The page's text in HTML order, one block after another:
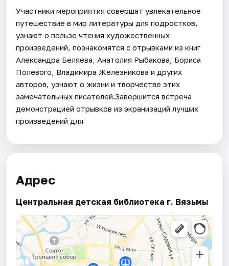
Участники мероприятия совершат увлекательное
путешествие в мир литературы для подростков,
узнают о пользе чтения художественных
произведений, познакомятся с отрывками из книг
Александра Беляева, Анатолия Рыбакова, Бориса
Полевого, Владимира Железникова и других
авторов, узнают о жизни и творчестве этих
замечательных писателей.Завершится встреча
демонстрацией отрывков из экранизаций лучших
произведений для
Адрес
Центральная детская библиотека г. Вязьмы